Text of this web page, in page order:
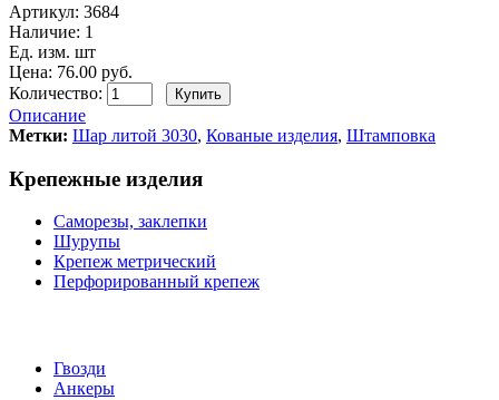
Артикул: 3684
Наличие: 1
Ед. изм. шт
Цена: 76.00 руб.
Количество:
Описание
Метки: Шар литой 3030, Кованые изделия, Штамповка
Крепежные изделия
Саморезы, заклепки
Шурупы
Крепеж метрический
Перфорированный крепеж
Гвозди
Анкеры